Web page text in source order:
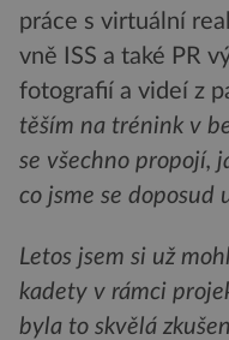
práce s virtuální
vně ISS a také PR
fotografií a videí z
těším na trénink v
se všechno propojí,
co jsme se doposud
Letos jsem si už
kadety v rámci
byla to skvělá